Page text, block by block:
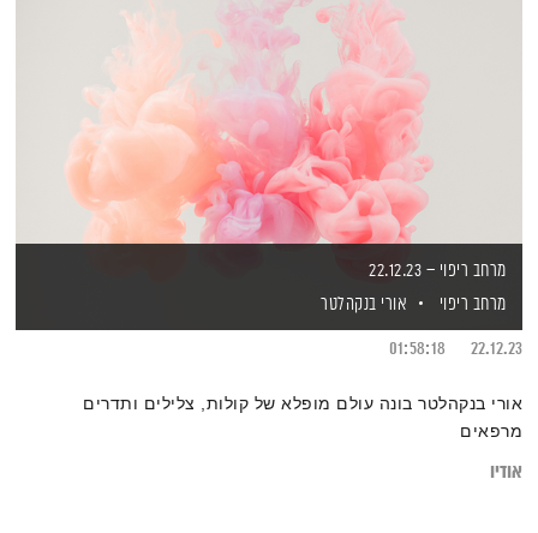
מרחב ריפוי – 22.12.23
מרחב ריפוי
אורי בנקהלטר
22.12.23
01:58:18
אורי בנקהלטר בונה עולם מופלא של קולות, צלילים ותדרים
מרפאים
אודיו